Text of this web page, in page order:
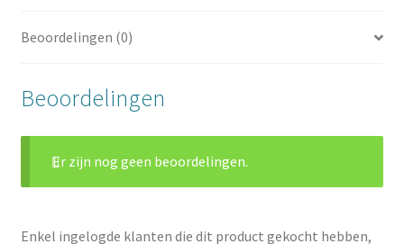
Beoordelingen (0)
Beoordelingen
Er zijn nog geen beoordelingen.
Enkel ingelogde klanten die dit product gekocht hebben,